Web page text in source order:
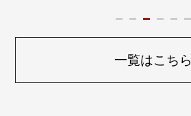
一覧はこちら